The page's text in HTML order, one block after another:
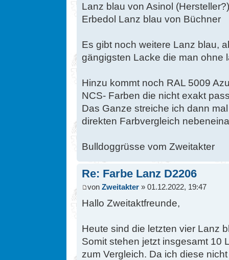
Lanz blau von Asinol (Hersteller?)
Erbedol Lanz blau von Büchner
Es gibt noch weitere Lanz blau,
gängigsten Lacke die man ohne
Hinzu kommt noch RAL 5009
NCS- Farben die nicht exakt
Das Ganze streiche ich dann
direkten Farbvergleich
Bulldoggrüsse vom Zweitakter
Re: Farbe Lanz D2206
von Zweitakter » 01.12.2022, 19:47
Hallo Zweitaktfreunde,
Heute sind die letzten vier Lanz
Somit stehen jetzt insgesamt 10
zum Vergleich. Da ich diese